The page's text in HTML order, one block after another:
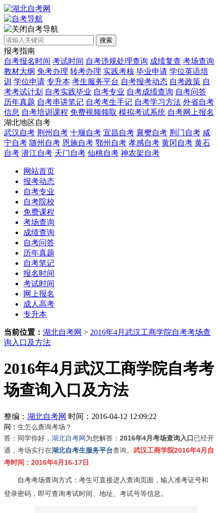
自考导航
搜索
报考指南
自考报名时间 考试时间 自考违规处理查询 成绩复查 考场查询
教材大纲 免考办理 转考办理 实践考核 毕业申请 学位英语培
训 学位申请 专升本 考生服务平台 自考报考动态 自考政策 自
考考试计划 自考实践毕业 自考专业 自考成绩查询 自考问答
历年真题 自考串讲笔记 自考考生手记 自考学习方法 外省自考
信息 自考培训课程 免费视频领取 模拟考试系统 自考网上报名
湖北地区自考
武汉自考 荆州自考 十堰自考 宜昌自考 襄樊自考 荆门自考 咸
宁自考 随州自考 恩施自考 鄂州自考 孝感自考 黄冈自考 黄石
自考 潜江自考 天门自考 仙桃自考 神农架自考
网站首页
报考动态
自考专业
自考院校
免费课程
考场查询
成绩查询
自考问答
历年真题
自考笔记
报名时间
考试时间
网上报名
成人高考
专升本
当前位置： 湖北自考网 > 2016年4月武汉工商学院自考考场查
询入口及方法
2016年4月武汉工商学院自考考
场查询入口及方法
整编： 湖北自考网 时间：2016-04-12 12:09:22
问： 生怎么查询考场？
答：同学你好， 湖北自考网为您解答 ： 2016年4月考场查询入口已经开
通， 考场实行在湖北自考生服务平台查询。 武汉工商学院2016年4月自
考时间：2016年4月16-17日
自考考场查询方式：考生可直接进入查询页面，输入准考证号和
登录密码，即可查询考试时间、地址、考试号等信息。